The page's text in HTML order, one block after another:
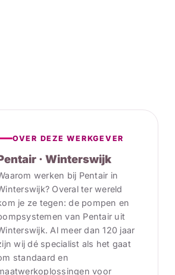
OVER DEZE WERKGEVER
· Winterswijk
werken bij Pentair in
Overal ter wereld
je ze tegen: de pompen en
van Pentair uit
Al meer dan 120 jaar
wij dé specialist als het gaat
standaard en
voor